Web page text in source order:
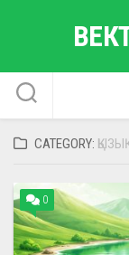
CATEGORY: ҚЫЗЫҚ
0